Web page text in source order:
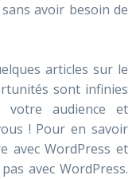
avoir besoin de
articles sur le
sont infinies
votre audience et
! Pour en savoir
avec WordPress et
avec WordPress.